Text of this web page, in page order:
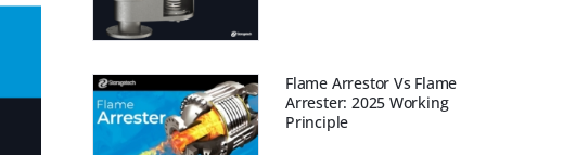
Flame Arrestor Vs Flame
Arrester: 2025 Working
Principle